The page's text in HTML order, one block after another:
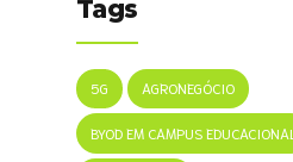
Tags
5G AGRONEGÓCIO
BYOD EM CAMPUS EDUCACIONAL